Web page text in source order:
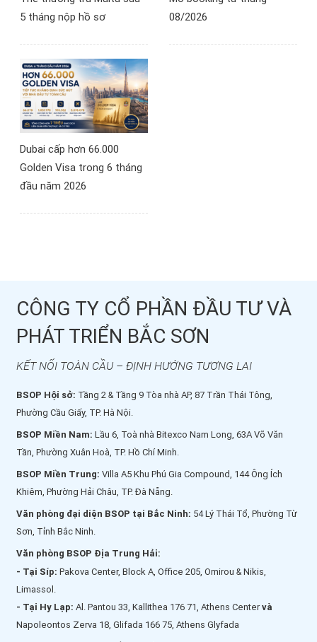
5 tháng nộp hồ sơ
08/2026
Dubai cấp hơn 66.000
Golden Visa trong 6 tháng
đầu năm 2026
CÔNG TY CỔ PHẦN ĐẦU TƯ VÀ
PHÁT TRIỂN BẮC SƠN
KẾT NỐI TOÀN CẦU – ĐỊNH HƯỚNG TƯƠNG LAI
BSOP Hội sở: Tầng 2 & Tầng 9 Tòa nhà AP, 87 Trần Thái Tông,
Phường Cầu Giấy, TP. Hà Nội.
BSOP Miền Nam: Lầu 6, Toà nhà Bitexco Nam Long, 63A Võ Văn
Tần, Phường Xuân Hoà, TP. Hồ Chí Minh.
BSOP Miền Trung: Villa A5 Khu Phú Gia Compound, 144 Ông Ích
Khiêm, Phường Hải Châu, TP. Đà Nẵng.
Văn phòng đại diện BSOP tại Bắc Ninh: 54 Lý Thái Tổ, Phường Từ
Sơn, Tỉnh Bắc Ninh.
Văn phòng BSOP Địa Trung Hải:
- Tại Síp: Pakova Center, Block A, Office 205, Omirou & Nikis,
Limassol.
- Tại Hy Lạp: Al. Pantou 33, Kallithea 176 71, Athens Centervà
Napoleontos Zerva 18, Glifada 166 75, Athens Glyfada